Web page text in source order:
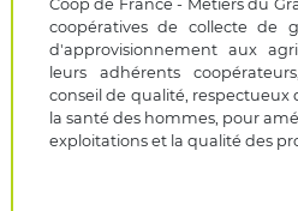
Coop de France - Métiers du
coopératives de collecte de
d'approvisionnement aux
leurs adhérents
conseil de qualité,
la santé des hommes, pour
exploitations et la qualité des